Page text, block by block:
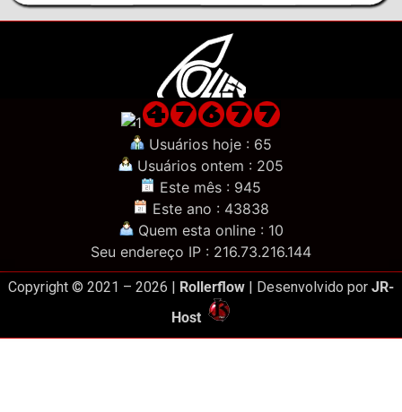
Usuários hoje : 65
Usuários ontem : 205
Este mês : 945
Este ano : 43838
Quem esta online : 10
Seu endereço IP : 216.73.216.144
Copyright © 2021 – 2026 | Rollerflow | Desenvolvido por JR-
Host